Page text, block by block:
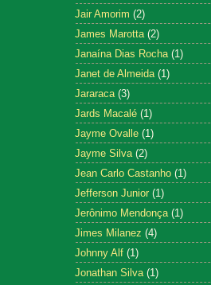
Jair Amorim (2)
James Marotta (2)
Janaína Dias Rocha (1)
Janet de Almeida (1)
Jararaca (3)
Jards Macalé (1)
Jayme Ovalle (1)
Jayme Silva (2)
Jean Carlo Castanho (1)
Jefferson Junior (1)
Jerônimo Mendonça (1)
Jimes Milanez (4)
Johnny Alf (1)
Jonathan Silva (1)